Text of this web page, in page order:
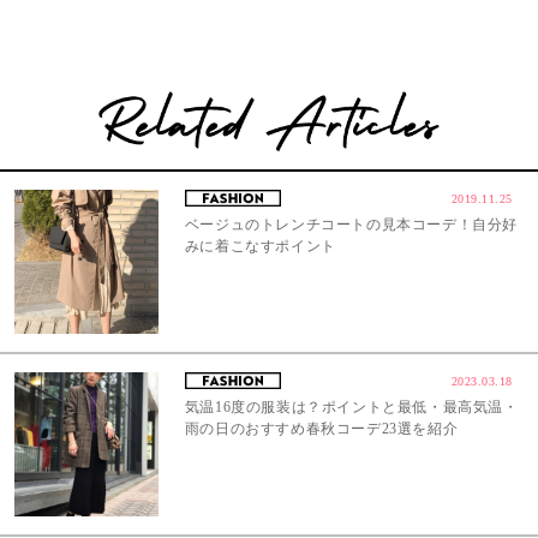
2019.11.25
ベージュのトレンチコートの見本コーデ！自分好
みに着こなすポイント
2023.03.18
気温16度の服装は？ポイントと最低・最高気温・
雨の日のおすすめ春秋コーデ23選を紹介